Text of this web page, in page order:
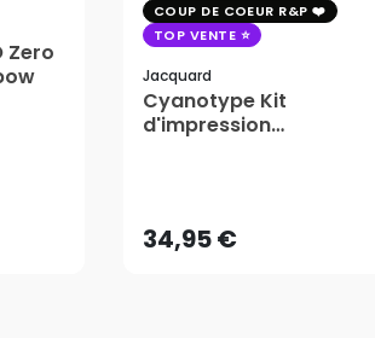
Zero
COUP DE COEUR R&P
TOP VENTE
Jacquard
Cyanotype Kit
d'impression
34,95 €AJOUTER AU PANIER